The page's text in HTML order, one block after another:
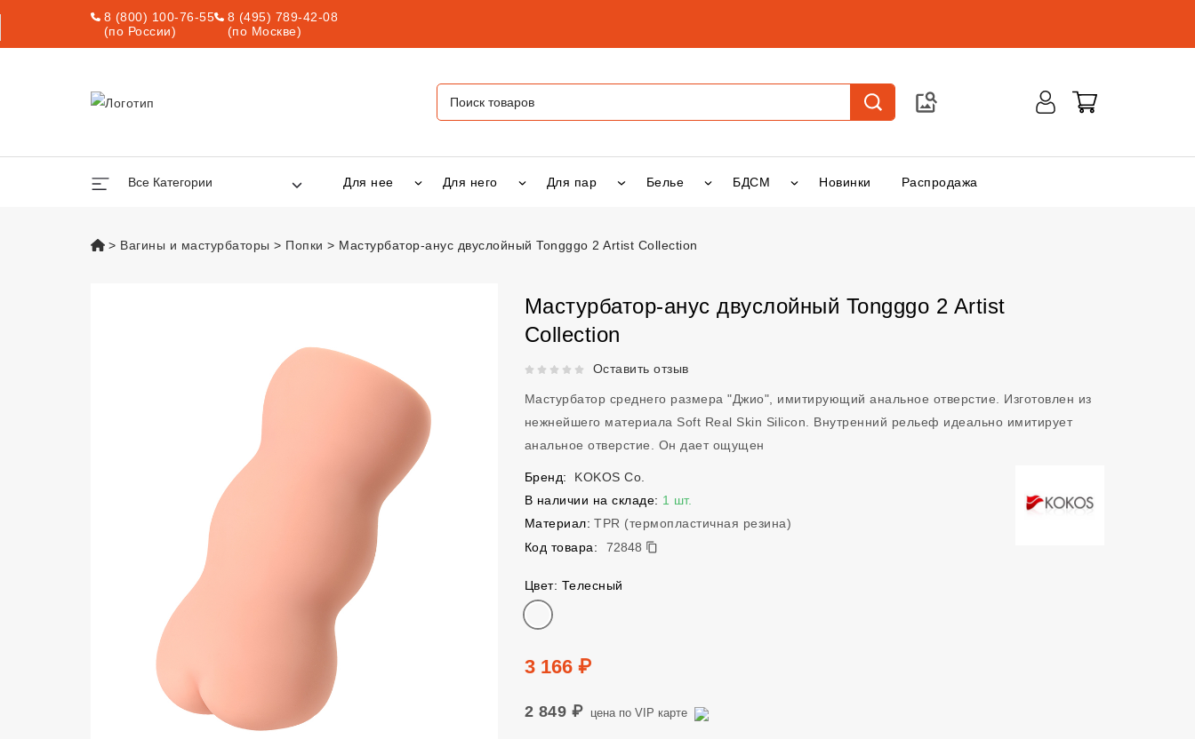
8 (800) 100-76-55
(по России)
8 (495) 789-42-08
(по Москве)
Все Категории Для нее Для него Для пар Белье БДСМ Новинки Распродажа
vsexshop.ru
Вагины и мастурбаторы Попки Мастурбатор-анус двуслойный Tongggo 2 Artist Collection
Мастурбатор-анус двуслойный Tongggo 2 Artist
Collection
Рейтинг 5 из 5.Оставить отзыв
Мастурбатор среднего размера "Джио", имитирующий анальное отверстие. Изготовлен из
нежнейшего материала Soft Real Skin Silicon. Внутренний рельеф идеально имитирует
анальное отверстие. Он дает ощущен
Бренд:
KOKOS Co.
В наличии на складе: 1 шт.
Материал: TPR (термопластичная резина)
Код товара:
72848
72848
Цвет: Телесный
Цвет
Цена
3 166 ₽
2 849 ₽ цена по VIP карте